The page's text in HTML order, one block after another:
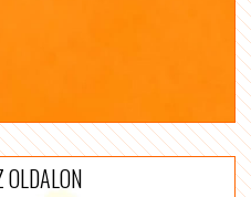
OLDALON